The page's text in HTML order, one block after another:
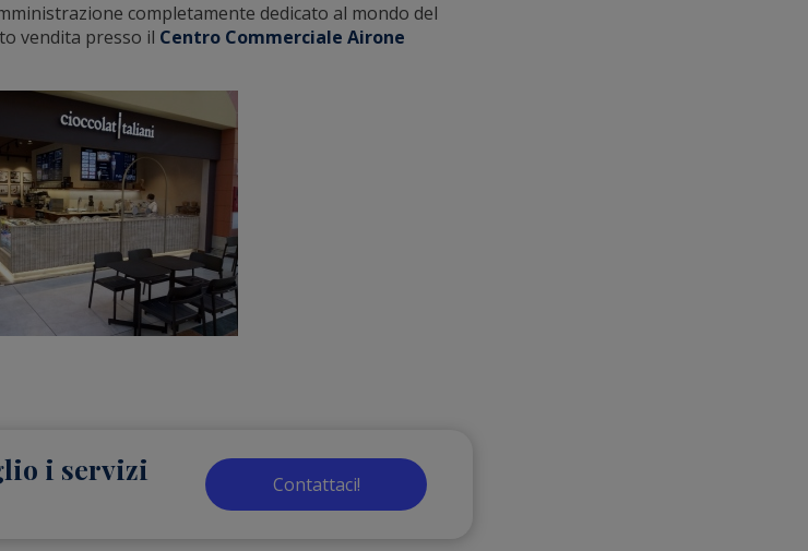
completamente dedicato al mondo del
vendita presso il Centro Commerciale Airone
i servizi
Contattaci!